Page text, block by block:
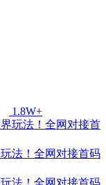
1.8W+
法！全网对接首码
法！全网对接首码